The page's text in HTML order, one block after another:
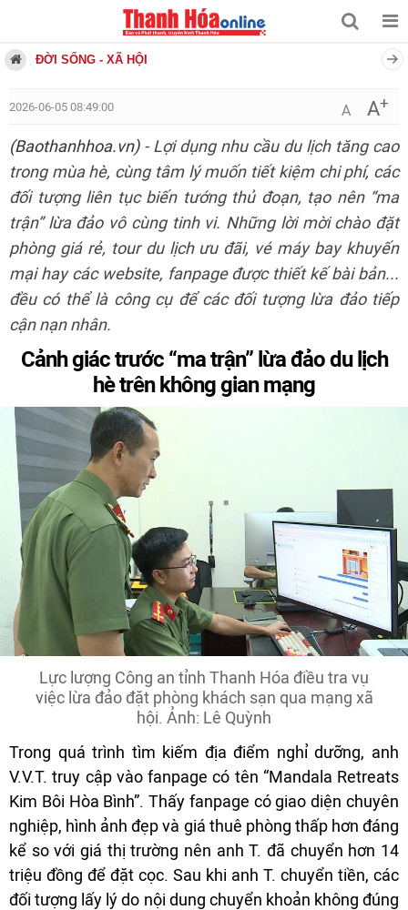
ĐỜI SỐNG - XÃ HỘI
2026-06-05 08:49:00 A A+
(Baothanhhoa.vn)- Lợi dụng nhu cầu du lịch tăng cao
trong mùa hè, cùng tâm lý muốn tiết kiệm chi phí, các
đối tượng liên tục biến tướng thủ đoạn, tạo nên “ma
trận” lừa đảo vô cùng tinh vi. Những lời mời chào đặt
phòng giá rẻ, tour du lịch ưu đãi, vé máy bay khuyến
mại hay các website, fanpage được thiết kế bài bản...
đều có thể là công cụ để các đối tượng lừa đảo tiếp
cận nạn nhân.
Cảnh giác trước “ma trận” lừa đảo du lịch
hè trên không gian mạng
Lực lượng Công an tỉnh Thanh Hóa điều tra vụ
việc lừa đảo đặt phòng khách sạn qua mạng xã
hội. Ảnh: Lê Quỳnh
Trong quá trình tìm kiếm địa điểm nghỉ dưỡng, anh
V.V.T. truy cập vào fanpage có tên “Mandala Retreats
Kim Bôi Hòa Bình”. Thấy fanpage có giao diện chuyên
nghiệp, hình ảnh đẹp và giá thuê phòng thấp hơn đáng
kể so với giá thị trường nên anh T. đã chuyển hơn 14
triệu đồng để đặt cọc. Sau khi anh T. chuyển tiền, các
đối tượng lấy lý do nội dung chuyển khoản không đúng